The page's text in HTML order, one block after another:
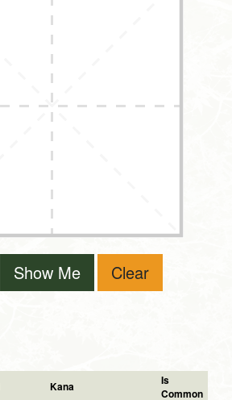
Show Me Clear
Kana
Is
Common